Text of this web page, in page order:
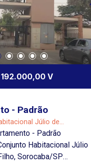
192.000,00 V
- Padrão
Júlio de
- Sorocaba/SP
- Padrão
Habitacional Júlio
Sorocaba/SP